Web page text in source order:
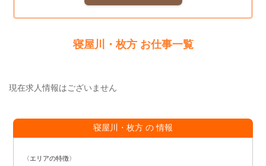
寝屋川・枚方 お仕事一覧
現在求人情報はございません
寝屋川・枚方 の 情報
〈エリアの特徴〉